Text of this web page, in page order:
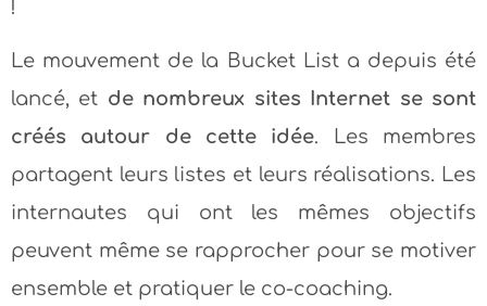
!
Le mouvement de la Bucket List a depuis été
lancé, et de nombreux sites Internet se sont
créés autour de cette idée. Les membres
partagent leurs listes et leurs réalisations. Les
internautes qui ont les mêmes objectifs
peuvent même se rapprocher pour se motiver
ensemble et pratiquer le co-coaching.